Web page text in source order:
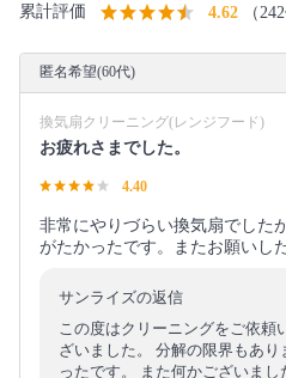
累計評価 4.62 （
匿名希望(60代)
換気扇クリーニング(レンジフード)
お疲れさまでした。
4.40
非常にやりづらい換気扇でした
がたかったです。またお願いし
サンライズの返信
この度はクリーニングをご依頼
ざいました。 分解の限界もあ
ったです。 また何かございまし